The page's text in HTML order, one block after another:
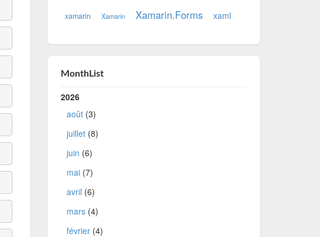
xamarin Xamarin Xamarin.Forms xaml
MonthList
2026
août(3)
juillet(8)
juin (6)
mai(7)
avril (6)
mars(4)
février(4)